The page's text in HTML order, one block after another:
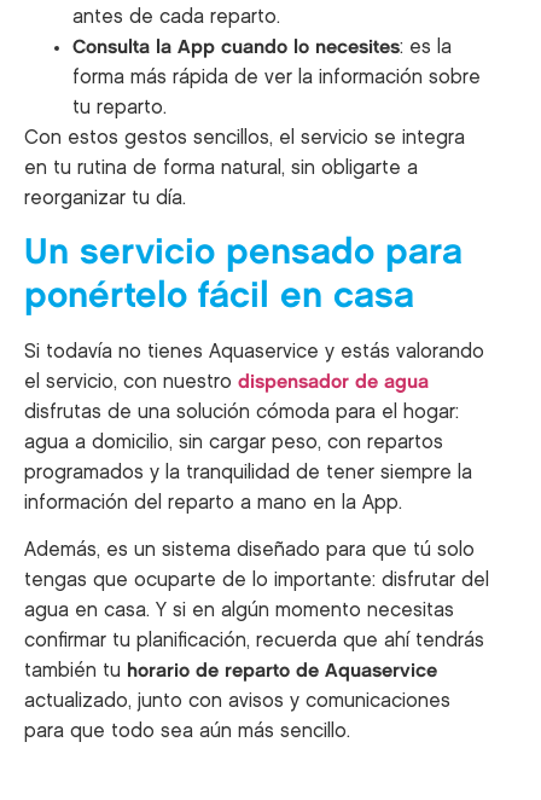
antes de cada reparto.
Consulta la App cuando lo necesites: es la
forma más rápida de ver la información sobre
tu reparto.
Con estos gestos sencillos, el servicio se integra
en tu rutina de forma natural, sin obligarte a
reorganizar tu día.
Un servicio pensado para
ponértelo fácil en casa
Si todavía no tienes Aquaservice y estás valorando
el servicio, con nuestro dispensador de agua
disfrutas de una solución cómoda para el hogar:
agua a domicilio, sin cargar peso, con repartos
programados y la tranquilidad de tener siempre la
información del reparto a mano en la App.
Además, es un sistema diseñado para que tú solo
tengas que ocuparte de lo importante: disfrutar del
agua en casa. Y si en algún momento necesitas
confirmar tu planificación, recuerda que ahí tendrás
también tu horario de reparto de Aquaservice
actualizado, junto con avisos y comunicaciones
para que todo sea aún más sencillo.